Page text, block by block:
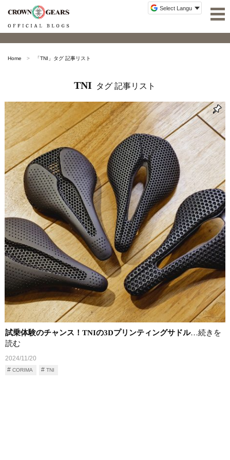
Home 「TNI 」タグ 記事リスト
TNI タグ 記事リスト
試乗体験のチャンス！TNIの3Dプリンティングサドル…続きを
読む
2024/11/20
CORIMA TNI